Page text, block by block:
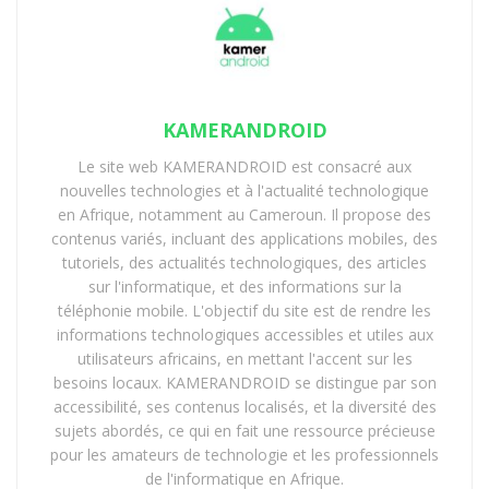
Télécharger n7player
standards Android
Dès le premier lancement, n7player impose sa
différence. Là où la majorité des lecteurs Android
empilent des listes verticales d’artistes et d’albums,
l’application adopte une navigation par zoom et par
gestes. La bibliothèque musicale se présente sous
forme de mosaïque dynamique, permettant de passer
d’une vue globale à une sélection ultra-précise en
quelques mouvements.
Cette approche peut déstabiliser les habitués des
interfaces classiques. Cependant, une fois assimilée,
KAMERANDROID
Le site web KAMERANDROID est consacré aux
nouvelles technologies et à l'actualité technologique
en Afrique, notamment au Cameroun. Il propose des
contenus variés, incluant des applications mobiles, des
tutoriels, des actualités technologiques, des articles
sur l'informatique, et des informations sur la
téléphonie mobile. L'objectif du site est de rendre les
informations technologiques accessibles et utiles aux
utilisateurs africains, en mettant l'accent sur les
besoins locaux. KAMERANDROID se distingue par son
accessibilité, ses contenus localisés, et la diversité des
sujets abordés, ce qui en fait une ressource précieuse
pour les amateurs de technologie et les professionnels
de l'informatique en Afrique.